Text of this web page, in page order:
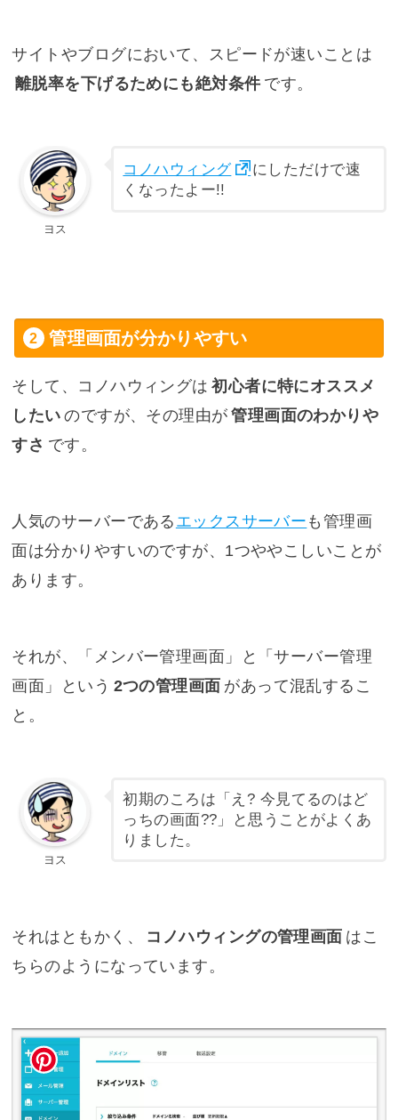
サイトやブログにおいて、スピードが速いことは
離脱率を下げるためにも絶対条件 です。
ヨス
コノハウィング
にしただけで速
くなったよー!!
管理画面が分かりやすい
そして、コノハウィングは 初心者に特にオススメ
したい のですが、その理由が 管理画面のわかりや
すさ です。
人気のサーバーである エックスサーバー も管理画
面は分かりやすいのですが、1つややこしいことが
あります。
それが、「メンバー管理画面」と「サーバー管理
画面」という 2つの管理画面 があって混乱するこ
と。
ヨス
初期のころは「え? 今見てるのはど
っちの画面??」と思うことがよくあ
りました。
それはともかく、 コノハウィングの管理画面 はこ
ちらのようになっています。